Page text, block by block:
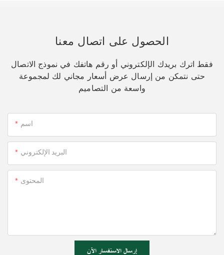
الحصول على اتصال معنا
فقط اترك بريدك الإلكتروني أو رقم هاتفك في نموذج الاتصال
حتى نتمكن من إرسال عرض أسعار مجاني لك لمجموعة
واسعة من التصاميم
اسم
البريد الإلكتروني
المحتوى
إرسال الاستفسار الآن